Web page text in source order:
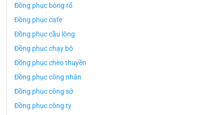
Đồng phục bóng rổ
Đồng phục cafe
Đồng phục cầu lông
Đồng phục chạy bộ
Đồng phục chèo thuyền
Đồng phục công nhân
Đồng phục công sở
Đồng phục công ty